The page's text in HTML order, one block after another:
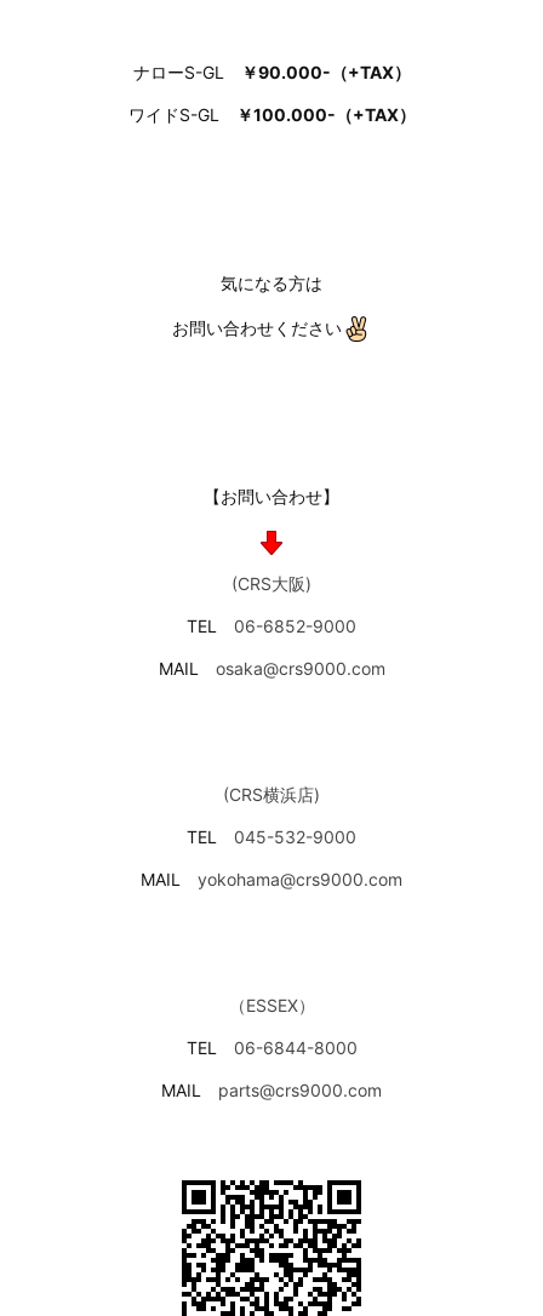
ナローS-GL ￥90.000-（+TAX）
ワイドS-GL ￥100.000-（+TAX）
気になる方は
お問い合わせください
【お問い合わせ】
(CRS大阪)
TEL 06-6852-9000
MAIL osaka@crs9000.com
(CRS横浜店)
TEL 045-532-9000
MAIL yokohama@crs9000.com
（ESSEX）
TEL 06-6844-8000
MAIL parts@crs9000.com